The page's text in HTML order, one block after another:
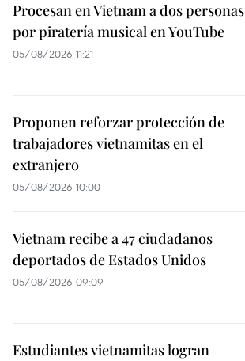
Procesan en Vietnam a dos personas
por piratería musical en YouTube
05/08/2026 11:21
Proponen reforzar protección de
trabajadores vietnamitas en el
extranjero
05/08/2026 10:00
Vietnam recibe a 47 ciudadanos
deportados de Estados Unidos
05/08/2026 09:09
Estudiantes vietnamitas logran